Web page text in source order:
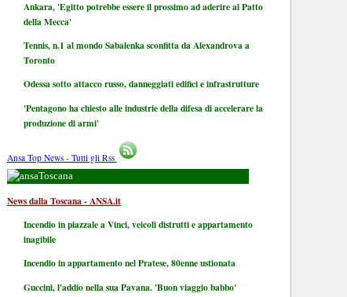
Ankara, 'Egitto potrebbe essere il prossimo ad aderire al Patto
della Mecca'
Tennis, n.1 al mondo Sabalenka sconfitta da Alexandrova a
Toronto
Odessa sotto attacco russo, danneggiati edifici e infrastrutture
'Pentagono ha chiesto alle industrie della difesa di accelerare la
produzione di armi'
Ansa Top News - Tutti gli Rss
Toscana
News dalla Toscana - ANSA.it
Incendio in piazzale a Vinci, veicoli distrutti e appartamento
inagibile
Incendio in appartamento nel Pratese, 80enne ustionata
Guccini, l'addio nella sua Pavana. 'Buon viaggio babbo'